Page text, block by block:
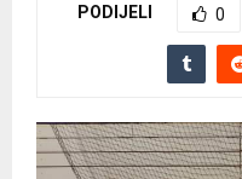
PODIJELI 0